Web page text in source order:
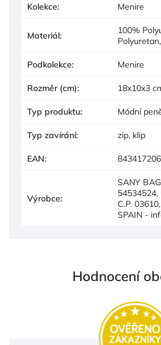
Kolekce: Menire
Materiál:
100%
Podkolekce: Menire
Rozměr (cm): 18x10x3
Typ produktu: Módní
Typ zavírání: zip, klip
EAN:
Výrobce:
SANY
C.P.
SPAIN -
Hodnocení